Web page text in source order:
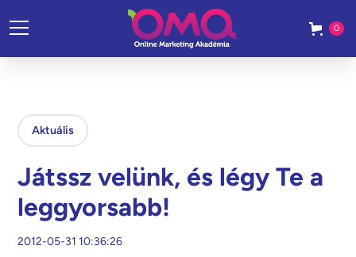
0
Aktuális
Játssz velünk, és légy Te a
leggyorsabb!
2012-05-31 10:36:26